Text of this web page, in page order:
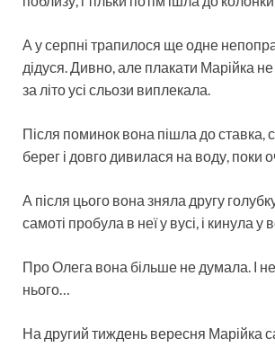
А у серпні трапилося ще одне
дідуся. Дивно, але плакати Марійка
за літо усі сльози виплекала.
Після поминок вона пішла до ставка,
берег і довго дивилася на воду, поки
А після цього вона зняла другу
самоті пробула в неї у вусі, і кинула у
Про Олега вона більше не думала. І
нього…
На другий тиждень вересня Марійка